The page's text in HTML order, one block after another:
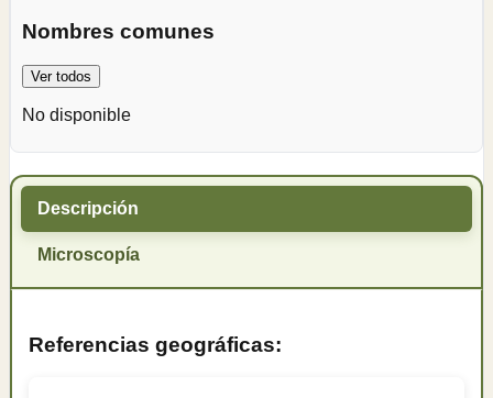
Nombres comunes
Ver todos
No disponible
Descripción
Microscopía
Referencias geográficas: